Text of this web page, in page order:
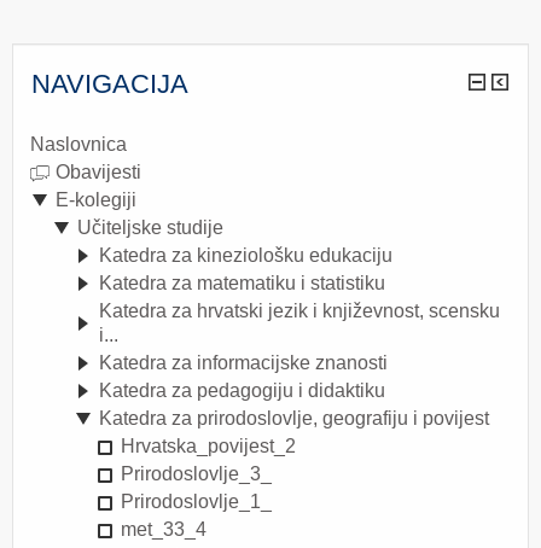
NAVIGACIJA
Naslovnica
Obavijesti
E-kolegiji
Učiteljske studije
Katedra za kineziološku edukaciju
Katedra za matematiku i statistiku
Katedra za hrvatski jezik i književnost, scensku
i...
Katedra za informacijske znanosti
Katedra za pedagogiju i didaktiku
Katedra za prirodoslovlje, geografiju i povijest
Hrvatska_povijest_2
Prirodoslovlje_3_
Prirodoslovlje_1_
met_33_4